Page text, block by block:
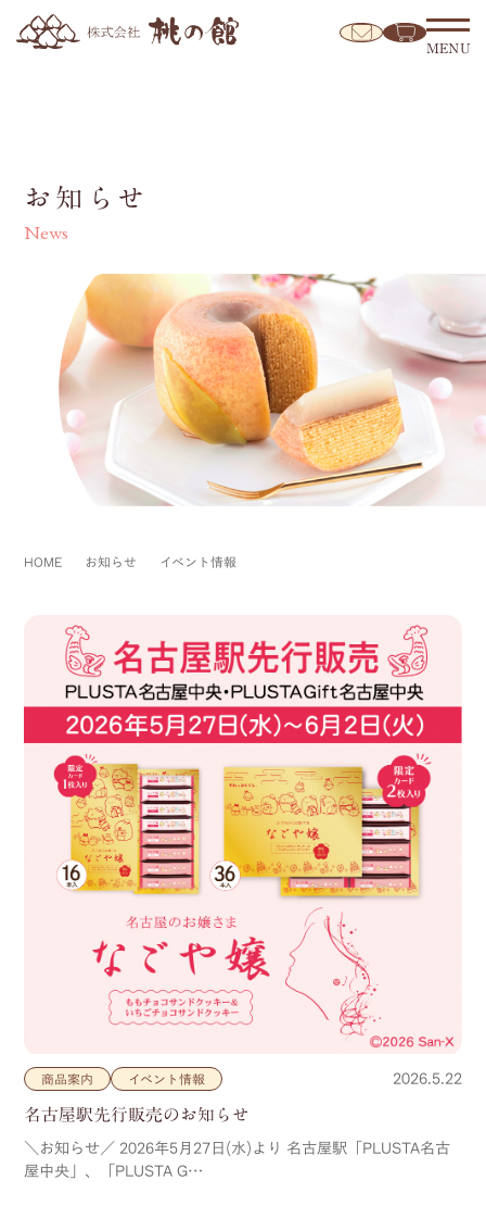
MENU
お知らせ
News
HOME お知らせ イベント情報
商品案内 イベント情報 2026.5.22
名古屋駅先行販売のお知らせ
＼お知らせ／ 2026年5月27日(水)より 名古屋駅「PLUSTA名古
屋中央」、「PLUSTA G…